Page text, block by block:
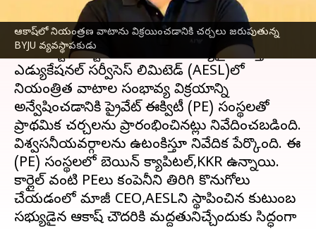
ఆకాష్‌లో నియంత్రణ వాటాను విక్రయించడానికి చర్చలు జరుపుతున్న
BYJU వ్యవస్థాపకుడు
ఈ వార్తాకథనం ఏంటి
బైజూస్ వ్యవస్థాపకుడు, CEO బైజు రవీంద్రన్, వార్తాపత్రిక
బైజూస్ ఎడ్టెక్ పోర్ట్‌ఫోలియోలోని ముఖ్యమైన ఆస్తి ఆకాష్
ఎడ్యుకేషనల్ సర్వీసెస్ లిమిటెడ్ (AESL)లో
నియంత్రిత వాటాల సంభావ్య విక్రయాన్ని
అన్వేషించడానికి ప్రైవేట్ ఈక్విటీ (PE) సంస్థలతో
ప్రాథమిక చర్చలను ప్రారంభించినట్లు నివేదించబడింది.
విశ్వసనీయవర్గాలను ఉటంకిస్తూ నివేదిక పేర్కొంది. ఈ
(PE) సంస్థలలో బెయిన్ క్యాపిటల్,KKR ఉన్నాయి.
కార్లైల్ వంటి PEలు కంపెనీని తిరిగి కొనుగోలు
చేయడంలో మాజీ CEO,AESLని స్థాపించిన కుటుంబ
సభ్యుడైన ఆకాష్ చౌదరికి మద్దతునిచ్చేందుకు సిద్ధంగా